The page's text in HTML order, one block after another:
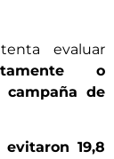
evaluar
o
de
evitaron 19,8